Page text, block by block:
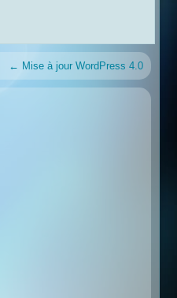
← Mise à jour WordPress 4.0